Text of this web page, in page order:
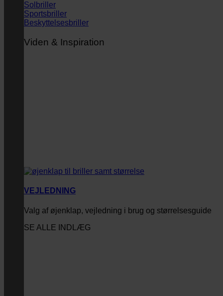
Solbriller
Sportsbriller
Beskyttelsesbriller
Viden & Inspiration
VEJLEDNING
Valg af øjenklap, vejledning i brug og størrelsesguide
SE ALLE INDLÆG